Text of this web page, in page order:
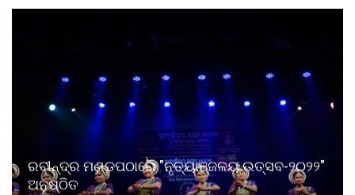
ରବୀନ୍ଦ୍ର ମଣ୍ଡପଠାରେ "ନୃତ୍ୟାଞ୍ଜଳୟ ଉତ୍ସବ-୨୦୨୨"
ଅନୁଷ୍ଠିତ